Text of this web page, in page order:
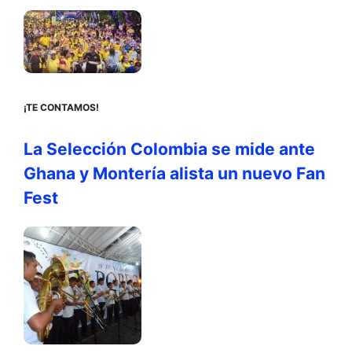
¡TE CONTAMOS!
La Selección Colombia se mide ante
Ghana y Montería alista un nuevo Fan
Fest